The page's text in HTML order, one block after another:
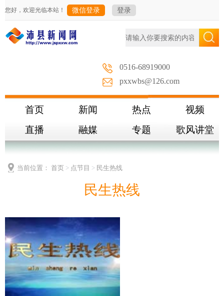
您好，欢迎光临本站！ 微信登录 登录
0516-68919000
pxxwbs@126.com
首页 新闻 热点
视频
直播
融媒 专题 歌风讲堂
当前位置： 首页 > 点节目 > 民生热线
民生热线